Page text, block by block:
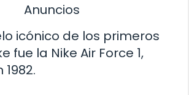
Anuncios
icónico de los primeros
fue la Nike Air Force 1,